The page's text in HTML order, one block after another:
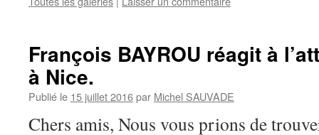
François BAYROU réagit à
à Nice.
Publié le 15 juillet 2016par Michel SAUVADE
Chers amis, Nous vous prions de